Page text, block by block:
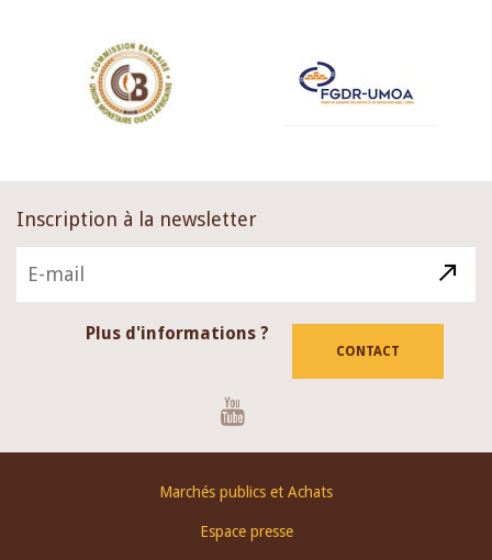
Inscription à la newsletter
Plus d'informations ?
CONTACT
Marchés publics et Achats
Espace presse